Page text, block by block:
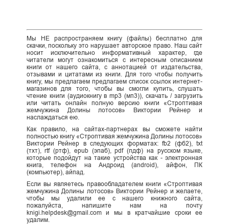
Мы НЕ распространяем книгу (файлы) бесплатно для
скачки, поскольку это нарушает авторское право. Наш сайт
носит исключительно информативный характер, где
читатели могут ознакомиться с интересным описанием
книги от нашего сайта, с аннотацией от издательства,
отзывами и цитатами из книги. Для того чтобы получить
книгу, мы предлагаем предлагаем список ссылок интернет-
магазинов для того, чтобы вы смогли купить, слушать
чтение книги (аудиокнигу в mp3 (мп3)), скачать / загрузить
или читать онлайн полную версию книги «Строптивая
жемчужина Долины лотосов» Виктории Рейнер и
наслаждаться ею.
Как правило, на сайтах-партнерах вы сможете найти
полностью книгу «Строптивая жемчужина Долины лотосов»
Виктории Рейнер в следующих форматах: fb2 (фб2), txt
(тхт), rtf (ртф), epub (эпаб), pdf (пдф) на русском языке,
которые подойдут на такие устройства как - электронная
книга, телефон на Андроид (android), айфон, ПК
(компьютер), айпад.
Если вы являетесь правообладателем книги «Строптивая
жемчужина Долины лотосов» Виктории Рейнер и желаете,
чтобы мы удалили ее с нашего книжного сайта,
пожалуйста, напишите нам на почту
knigi.helpdesk@gmail.com и мы в кратчайшие сроки ее
удалим.